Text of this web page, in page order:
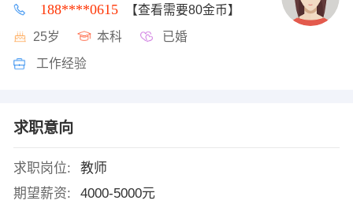
188****0615 【查看需要80金币】
25岁 本科 已婚
工作经验
求职意向
求职岗位:
教师
期望薪资:
4000-5000元